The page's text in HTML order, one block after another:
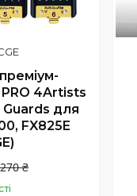
4Artists
для
FX825E
₴